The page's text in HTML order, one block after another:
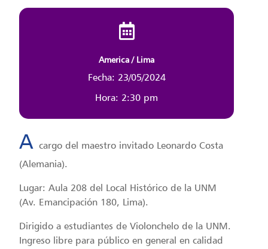
America / Lima
Fecha: 23/05/2024
Hora: 2:30 pm
A cargo del maestro invitado Leonardo Costa
(Alemania).
Lugar: Aula 208 del Local Histórico de la UNM
(Av. Emancipación 180, Lima).
Dirigido a estudiantes de Violonchelo de la UNM.
Ingreso libre para público en general en calidad